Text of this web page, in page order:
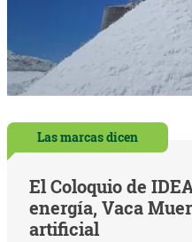
Las marcas dicen
El Coloquio de
energía, Vaca
artificial